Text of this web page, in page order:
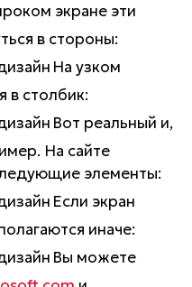
экране эти
в стороны:
На узком
в столбик:
Вот реальный и,
На сайте
элементы:
Если экран
иначе:
Вы можете